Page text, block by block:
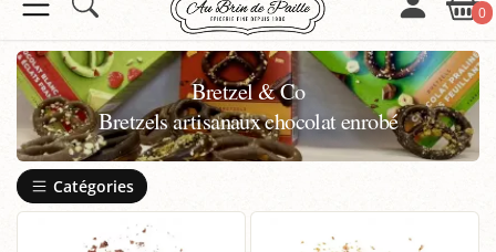
0
Bretzel & Co
Bretzels artisanaux chocolat enrobé
Catégories